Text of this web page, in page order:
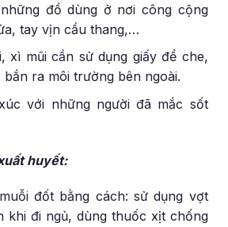
đồ dùng ở nơi công cộng
tay vịn cầu thang,…
xì mũi cần sử dụng giấy để che,
ra môi trường bên ngoài.
với những người đã mắc sốt
huyết:
đốt bằng cách: sử dụng vợt
khi đi ngủ, dùng thuốc xịt chống